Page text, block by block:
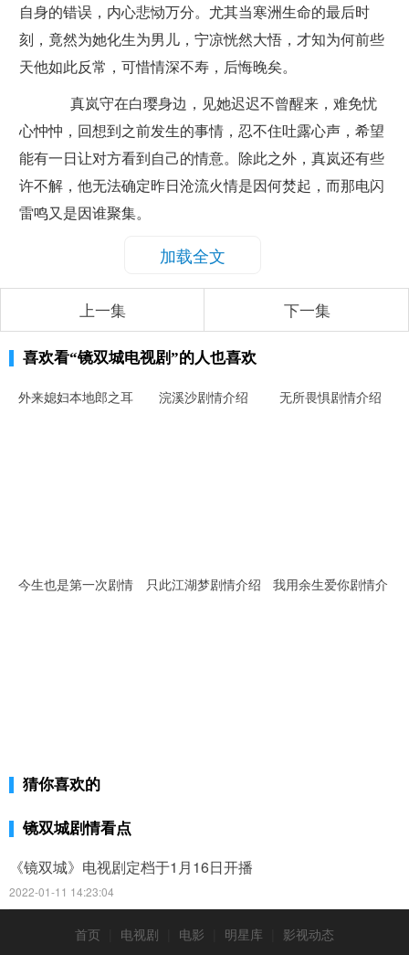
自身的错误，内心悲恸万分。尤其当寒洲生命的最后时
刻，竟然为她化生为男儿，宁凉恍然大悟，才知为何前些
天他如此反常，可惜情深不寿，后悔晚矣。
真岚守在白璎身边，见她迟迟不曾醒来，难免忧
心忡忡，回想到之前发生的事情，忍不住吐露心声，希望
能有一日让对方看到自己的情意。除此之外，真岚还有些
许不解，他无法确定昨日沧流火情是因何焚起，而那电闪
雷鸣又是因谁聚集。
加载全文
上一集 下一集
喜欢看“镜双城电视剧”的人也喜欢
外来媳妇本地郎之耳
浣溪沙剧情介绍 无所畏惧剧情介绍
今生也是第一次剧情
只此江湖梦剧情介绍
我用余生爱你剧情介
猜你喜欢的
镜双城剧情看点
《镜双城》电视剧定档于1月16日开播
2022-01-11 14:23:04
首页 电视剧 电影 明星库 影视动态